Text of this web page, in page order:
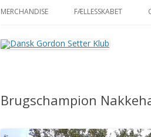
MERCHANDISE FÆLLESSKABET
Brugschampion